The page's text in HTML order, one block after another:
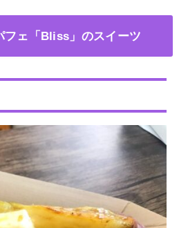
フェ「Bliss」のスイーツ